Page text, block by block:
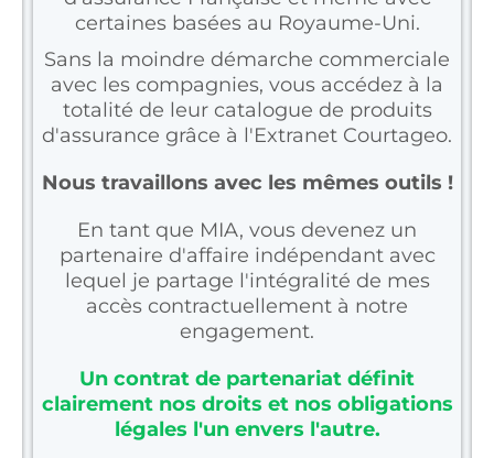
certaines basées au Royaume-Uni.
Sans la moindre démarche commerciale
avec les compagnies, vous accédez à la
totalité de leur catalogue de produits
d'assurance grâce à l'Extranet Courtageo.
Nous travaillons avec les mêmes outils !
En tant que MIA, vous devenez un
partenaire d'affaire indépendant avec
lequel je partage l'intégralité de mes
accès contractuellement à notre
engagement.
Un contrat de partenariat définit
clairement nos droits et nos obligations
légales l'un envers l'autre.